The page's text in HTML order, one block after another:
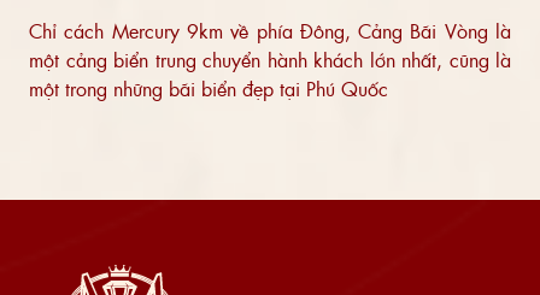
Chỉ cách Mercury 9km về phía Đông, Cảng Bãi Vòng là
một cảng biển trung chuyển hành khách lớn nhất, cũng là
một trong những bãi biển đẹp tại Phú Quốc